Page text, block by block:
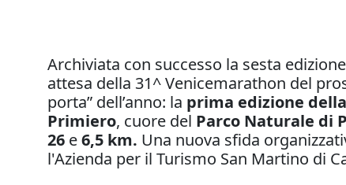
Archiviata con successo la sesta
attesa della 31^ Venicemarathon del
porta” dell’anno: la prima edizione
Primiero, cuore del Parco Naturale di
26 e6,5 km. Una nuova sfida
l'Azienda per il Turismo San Martino di